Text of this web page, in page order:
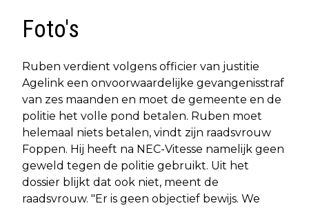
Foto's
Ruben verdient volgens officier van justitie
Agelink een onvoorwaardelijke gevangenisstraf
van zes maanden en moet de gemeente en de
politie het volle pond betalen. Ruben moet
helemaal niets betalen, vindt zijn raadsvrouw
Foppen. Hij heeft na NEC-Vitesse namelijk geen
geweld tegen de politie gebruikt. Uit het
dossier blijkt dat ook niet, meent de
raadsvrouw. "Er is geen objectief bewijs. We